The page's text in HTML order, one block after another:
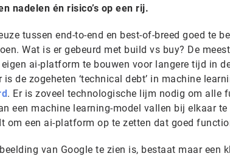
nadelen én risico’s op een rij.
tussen end-to-end en best-of-breed goed te
Wat is er gebeurd met build vs buy? De
ai-platform te bouwen voor langere tijd in
is de zogeheten ‘technical debt’ in machine
. Er is zoveel technologische lijm nodig om alle
een machine learning-model vallen bij elkaar te
om een ai-platform op te zetten dat goed
van Google te zien is, bestaat maar een